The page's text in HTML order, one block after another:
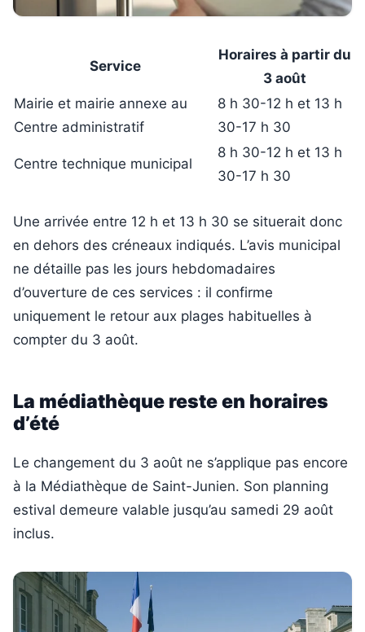
Service
Horaires à partir du
3 août
Mairie et mairie annexe au
Centre administratif
8 h 30-12 h et 13 h
30-17 h 30
Centre technique municipal
8 h 30-12 h et 13 h
30-17 h 30
Une arrivée entre 12 h et 13 h 30 se situerait donc
en dehors des créneaux indiqués. L’avis municipal
ne détaille pas les jours hebdomadaires
d’ouverture de ces services : il confirme
uniquement le retour aux plages habituelles à
compter du 3 août.
La médiathèque reste en horaires
d’été
Le changement du 3 août ne s’applique pas encore
à la Médiathèque de Saint-Junien. Son planning
estival demeure valable jusqu’au samedi 29 août
inclus.